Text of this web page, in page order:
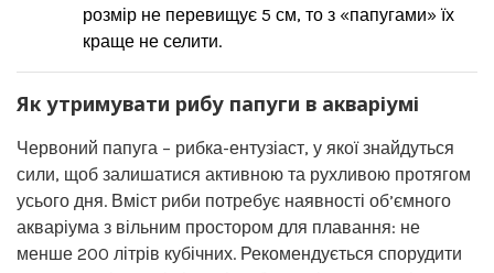
розмір не перевищує 5 см, то з «папугами» їх
краще не селити.
Як утримувати рибу папуги в акваріумі
Червоний папуга – рибка-ентузіаст, у якої знайдуться
сили, щоб залишатися активною та рухливою протягом
усього дня. Вміст риби потребує наявності об’ємного
акваріума з вільним простором для плавання: не
менше 200 літрів кубічних. Рекомендується спорудити